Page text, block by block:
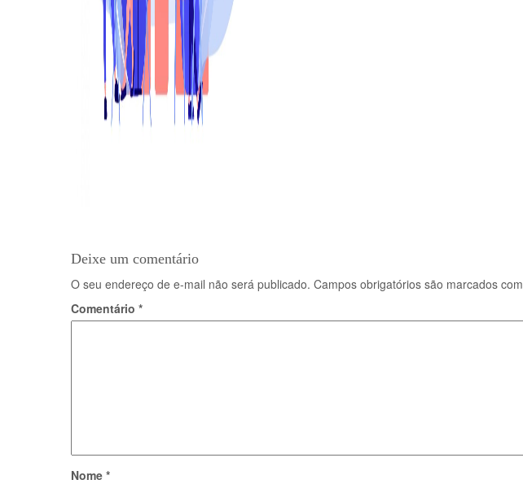
Deixe um comentário
O seu endereço de e-mail não será publicado. Campos obrigatórios são marcados com
Comentário *
Nome *